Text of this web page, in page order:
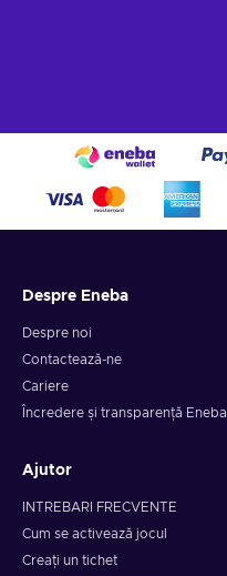
Despre Eneba
Despre noi
Contactează-ne
Cariere
Încredere și transparență Eneba
Ajutor
INTREBARI FRECVENTE
Cum se activează jocul
Creați un tichet